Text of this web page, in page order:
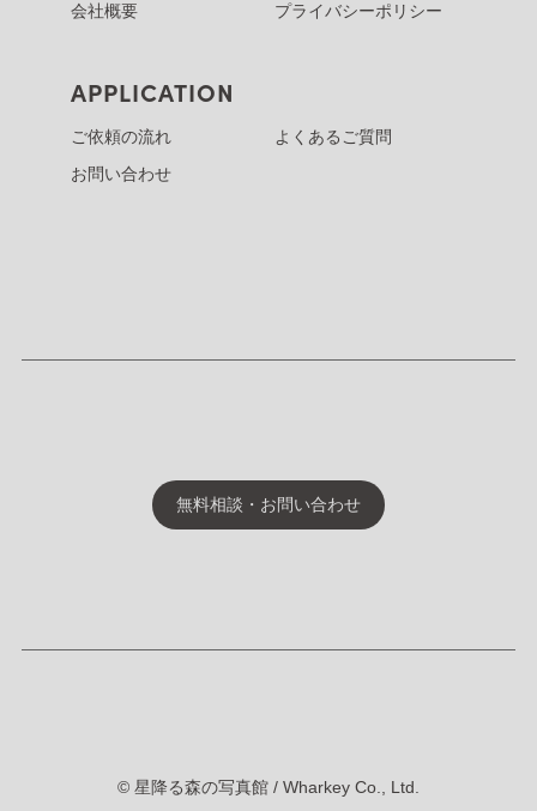
会社概要 プライバシーポリシー
APPLICATION
ご依頼の流れ
よくあるご質問
お問い合わせ
無料相談・お問い合わせ
© 星降る森の写真館 / Wharkey Co., Ltd.